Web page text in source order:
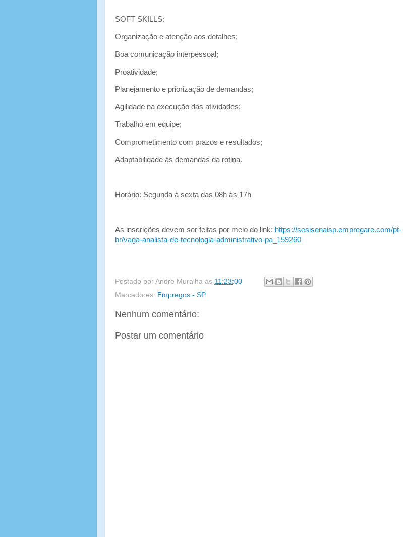
SOFT SKILLS:
Organização e atenção aos detalhes;
Boa comunicação interpessoal;
Proatividade;
Planejamento e priorização de demandas;
Agilidade na execução das atividades;
Trabalho em equipe;
Comprometimento com prazos e resultados;
Adaptabilidade às demandas da rotina.
Horário: Segunda à sexta das 08h às 17h
As inscrições devem ser feitas por meio do link: https://sesisenaisp.empregare.com/pt-
br/vaga-analista-de-tecnologia-administrativo-pa_159260
Postado por Andre Muralha às 11:23:00
Marcadores: Empregos - SP
Nenhum comentário:
Postar um comentário